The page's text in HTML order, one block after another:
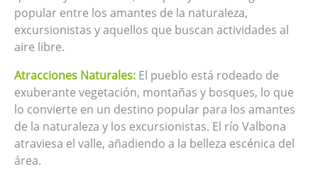
popular entre los amantes de la naturaleza,
excursionistas y aquellos que buscan actividades al
aire libre.
Atracciones Naturales: El pueblo está rodeado de
exuberante vegetación, montañas y bosques, lo que
lo convierte en un destino popular para los amantes
de la naturaleza y los excursionistas. El río Valbona
atraviesa el valle, añadiendo a la belleza escénica del
área.